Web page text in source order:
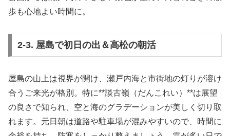
歩も心地よい時間に。
2-3. 屋島で初日の出＆高松の朝活
屋島の山上は視界が開け、瀬戸内海と市街地の灯りが溶け
合うご来光が格別。特に**談古嶺（だんこれい）**は展望
の良さで知られ、空と海のグラデーションが美しく切り取
れます。元日朝は道路や駐車場が混みやすいので、時間に